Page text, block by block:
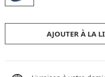
AJOUTER À LA